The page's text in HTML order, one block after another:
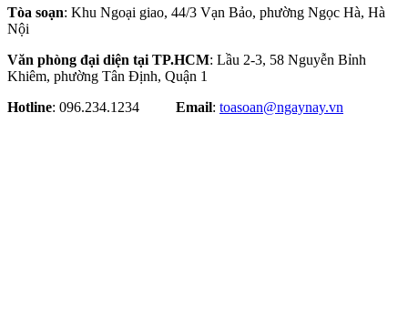
Tòa soạn: Khu Ngoại giao, 44/3 Vạn Bảo, phường Ngọc Hà, Hà
Nội
Văn phòng đại diện tại TP.HCM: Lầu 2-3, 58 Nguyễn Bỉnh
Khiêm, phường Tân Định, Quận 1
Hotline: 096.234.1234 Email: toasoan@ngaynay.vn